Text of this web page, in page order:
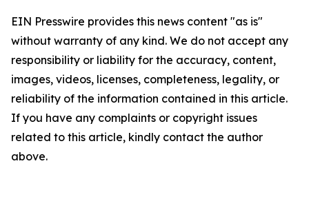
EIN Presswire provides this news content "as is"
without warranty of any kind. We do not accept any
responsibility or liability for the accuracy, content,
images, videos, licenses, completeness, legality, or
reliability of the information contained in this article.
If you have any complaints or copyright issues
related to this article, kindly contact the author
above.